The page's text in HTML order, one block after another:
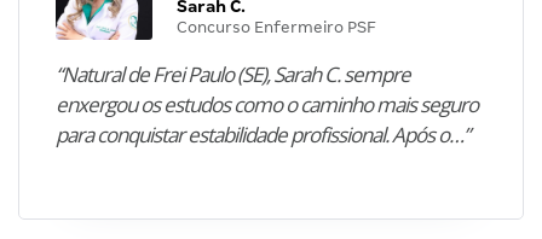
Sarah C.
Concurso Enfermeiro PSF
“Natural de Frei Paulo (SE), Sarah C. sempre
enxergou os estudos como o caminho mais seguro
para conquistar estabilidade profissional. Após o…”